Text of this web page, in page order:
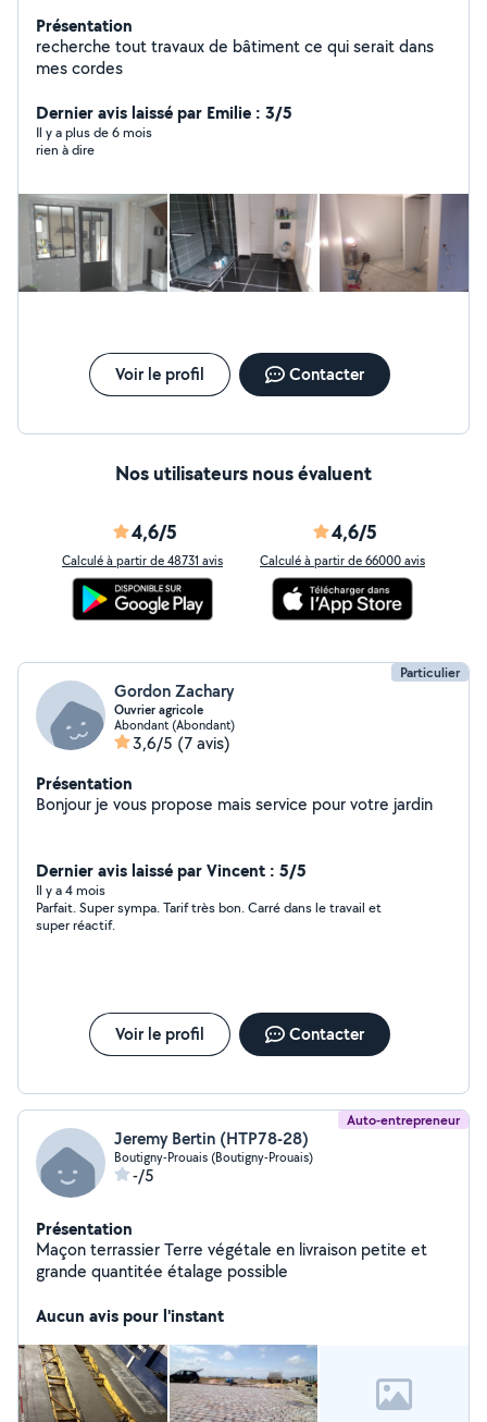
Présentation
recherche tout travaux de bâtiment ce qui serait dans
mes cordes
Dernier avis laissé par Emilie : 3/5
Il y a plus de 6 mois
rien à dire
Voir le profil Contacter
Nos utilisateurs nous évaluent
4,6/5
Calculé à partir de 48731 avis
4,6/5
Calculé à partir de 66000 avis
Particulier
Gordon Zachary
Ouvrier agricole
Abondant (Abondant)
3,6/5 (7 avis)
Présentation
Bonjour je vous propose mais service pour votre jardin
Dernier avis laissé par Vincent : 5/5
Il y a 4 mois
Parfait. Super sympa. Tarif très bon. Carré dans le travail et
super réactif.
Voir le profil Contacter
Auto-entrepreneur
Jeremy Bertin (HTP78-28)
Boutigny-Prouais (Boutigny-Prouais)
-/5
Présentation
Maçon terrassier Terre végétale en livraison petite et
grande quantitée étalage possible
Aucun avis pour l'instant